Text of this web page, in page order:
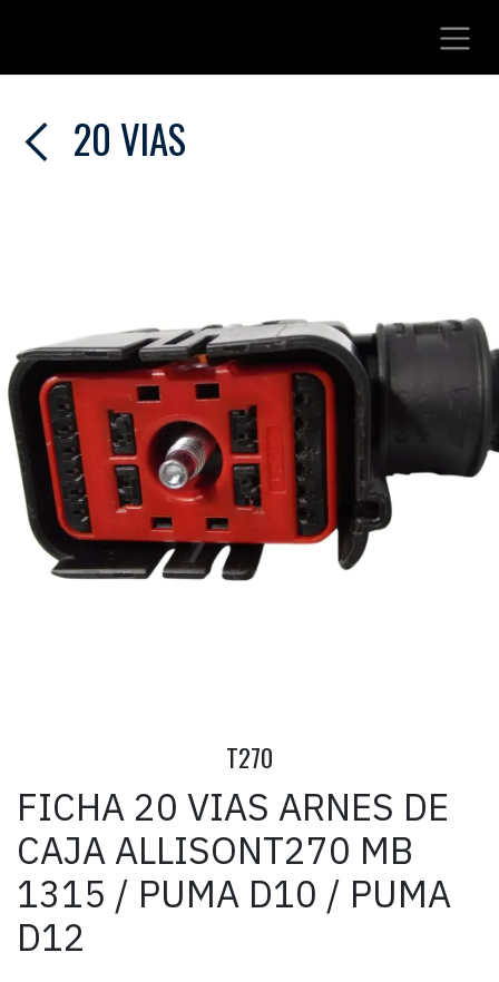
20 VIAS
T270
FICHA 20 VIAS ARNES DE
CAJA ALLISONT270 MB
1315 / PUMA D10 / PUMA
D12